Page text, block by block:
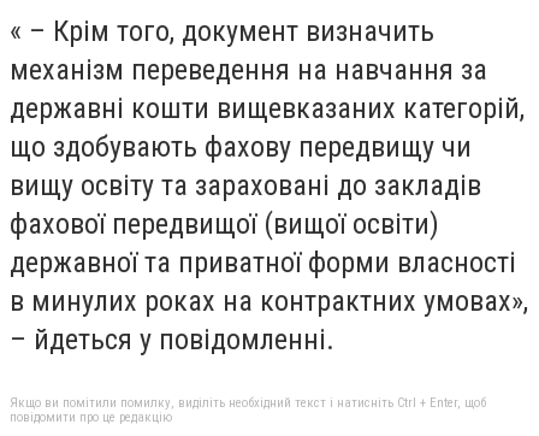
« – Крім того, документ визначить
механізм переведення на навчання за
державні кошти вищевказаних категорій,
що здобувають фахову передвищу чи
вищу освіту та зараховані до закладів
фахової передвищої (вищої освіти)
державної та приватної форми власності
в минулих роках на контрактних умовах»,
– йдеться у повідомленні.
Якщо ви помітили помилку, виділіть необхідний текст і натисніть Ctrl + Enter, щоб
повідомити про це редакцію